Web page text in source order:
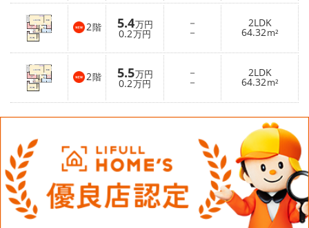
2階 5.4万円
0.2万円
－
－
2LDK
64.32m²
2階 5.5万円
0.2万円
－
－
2LDK
64.32m²